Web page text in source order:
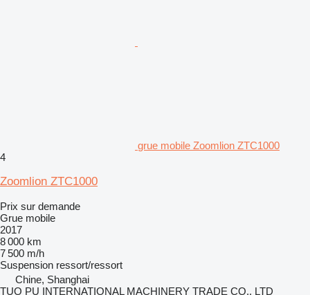
grue mobile Zoomlion ZTC1000
4
Zoomlion ZTC1000
Prix sur demande
Grue mobile
2017
8 000 km
7 500 m/h
Suspension ressort/ressort
Chine, Shanghai
TUO PU INTERNATIONAL MACHINERY TRADE CO., LTD